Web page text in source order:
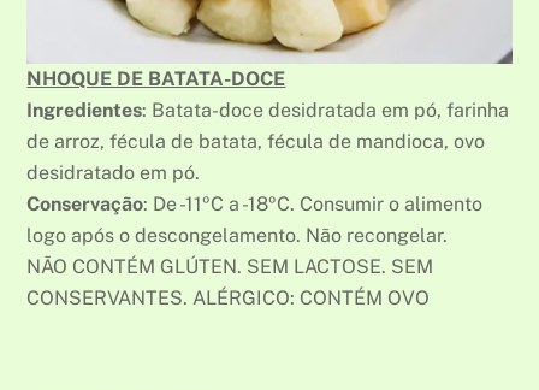
NHOQUE DE BATATA-DOCE
Ingredientes: Batata-doce desidratada em pó, farinha
de arroz, fécula de batata, fécula de mandioca, ovo
desidratado em pó.
Conservação: De -11ºC a -18ºC. Consumir o alimento
logo após o descongelamento. Não recongelar.
NÃO CONTÉM GLÚTEN. SEM LACTOSE. SEM
CONSERVANTES. ALÉRGICO: CONTÉM OVO